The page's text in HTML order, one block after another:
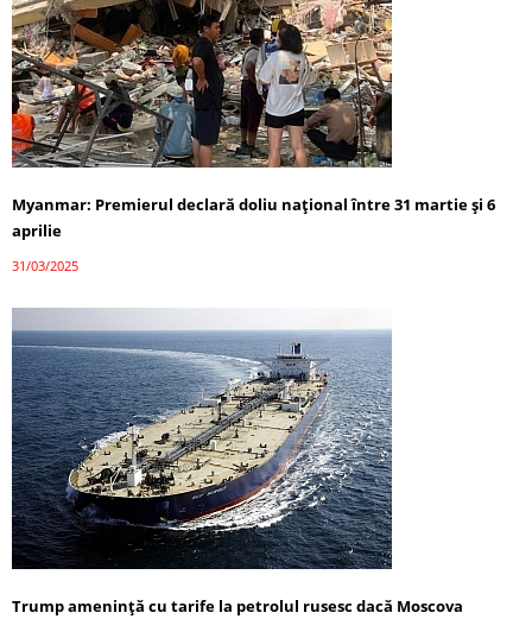
Myanmar: Premierul declară doliu național între 31 martie și 6
aprilie
31/03/2025
Trump amenință cu tarife la petrolul rusesc dacă Moscova